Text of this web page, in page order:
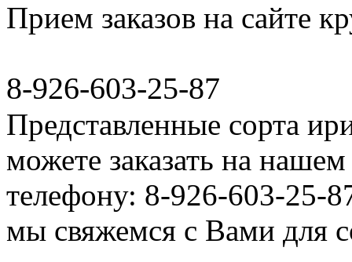
Прием заказов на сайте
8-926-603-25-87
Представленные сорта
можете заказать на
телефону: 8-926-603-25-
мы свяжемся с Вами для